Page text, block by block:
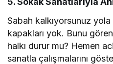
Sabah kalkıyorsunuz yola
kapakları yok. Bunu
halkı durur mu? Hemen
sanatla çalışmalarını